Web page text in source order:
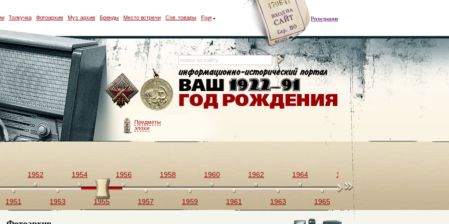
Регистрация
Толкучка Фотоархив Муз. архив Бренды Место встречи Сов. товары Еще
Предметы
эпохи
1951
1952
1953
1954
1955
1956
1957
1958
1959
1960
1961
1962
1963
1964
1965
1966